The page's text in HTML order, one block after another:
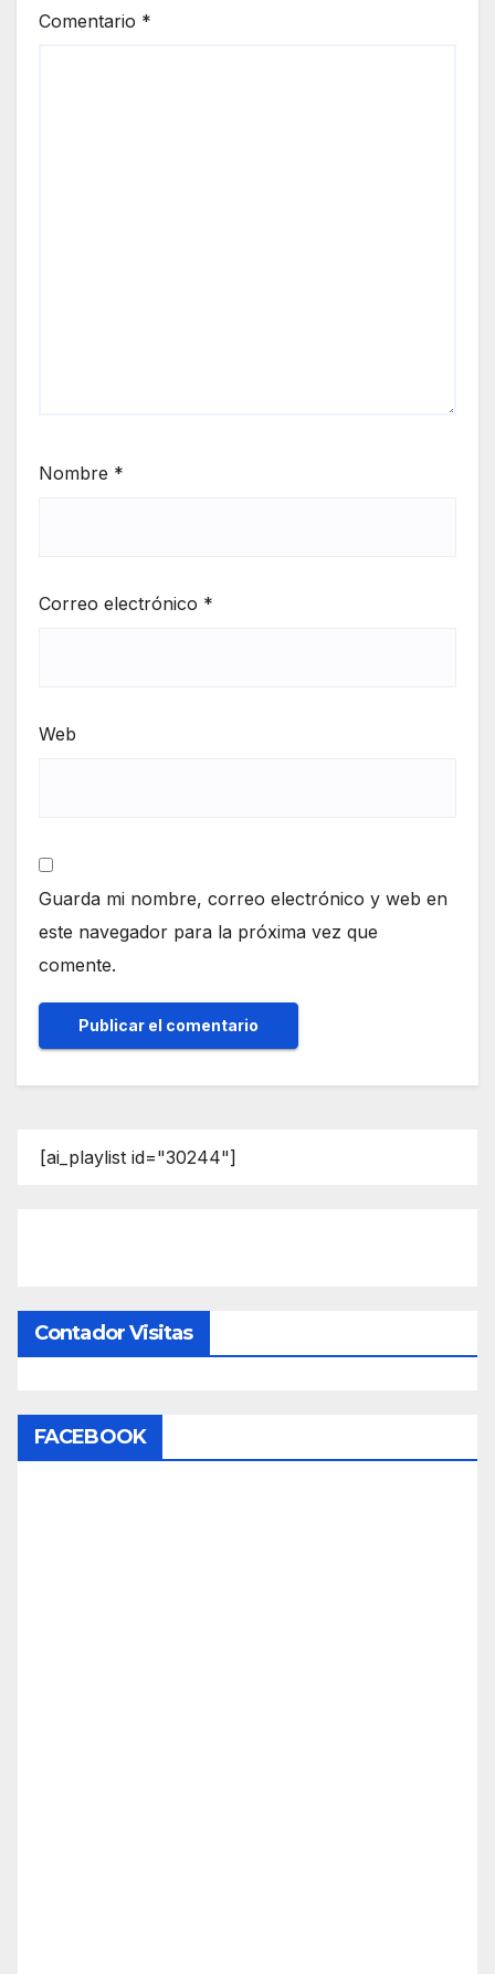
Comentario *
Nombre *
Correo electrónico *
Web
Guarda mi nombre, correo electrónico y web en
este navegador para la próxima vez que
comente.
[ai_playlist id="30244"]
Contador Visitas
FACEBOOK